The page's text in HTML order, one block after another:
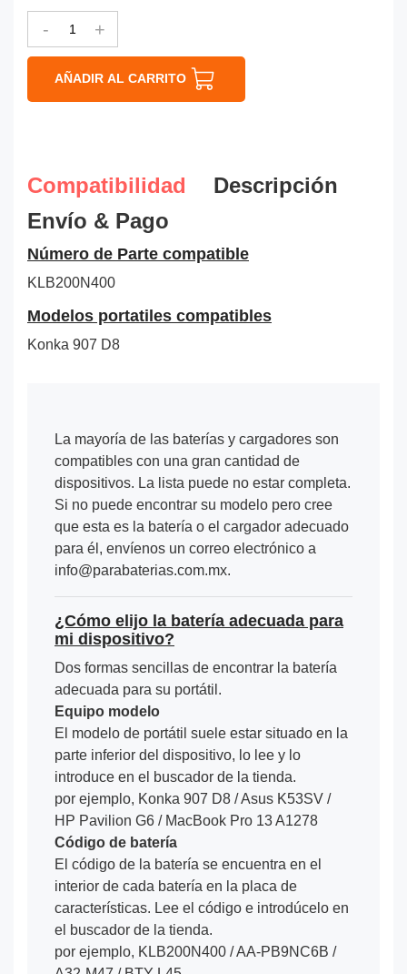
- +
AÑADIR AL CARRITO
Compatibilidad
Descripción
Envío & Pago
Número de Parte compatible
KLB200N400
Modelos portatiles compatibles
Konka 907 D8
La mayoría de las baterías y cargadores son
compatibles con una gran cantidad de
dispositivos. La lista puede no estar completa.
Si no puede encontrar su modelo pero cree
que esta es la batería o el cargador adecuado
para él, envíenos un correo electrónico a
info@parabaterias.com.mx.
¿Cómo elijo la batería adecuada para
mi dispositivo?
Dos formas sencillas de encontrar la batería
adecuada para su portátil.
Equipo modelo
El modelo de portátil suele estar situado en la
parte inferior del dispositivo, lo lee y lo
introduce en el buscador de la tienda.
por ejemplo, Konka 907 D8 / Asus K53SV /
HP Pavilion G6 / MacBook Pro 13 A1278
Código de batería
El código de la batería se encuentra en el
interior de cada batería en la placa de
características. Lee el código e introdúcelo en
el buscador de la tienda.
por ejemplo, KLB200N400 / AA-PB9NC6B /